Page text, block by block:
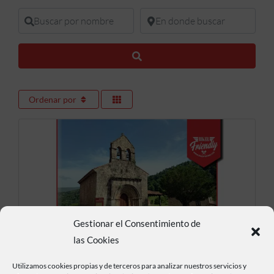
Gestionar el Consentimiento de
las Cookies
Utilizamos cookies propias y de terceros para analizar nuestros servicios y
Buscar por nombre En donde buscar
Ordenar por
Iglesia de Santa Juliana